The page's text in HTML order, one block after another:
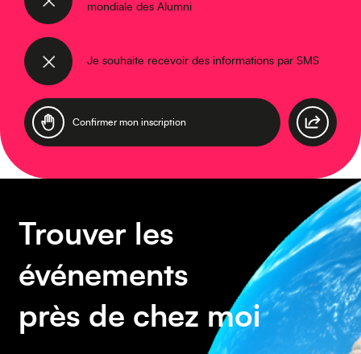
mondiale des Alumni
Je souhaite recevoir des informations par SMS
Trouver les
événements
près de chez moi
Amérique du Sud
Asie